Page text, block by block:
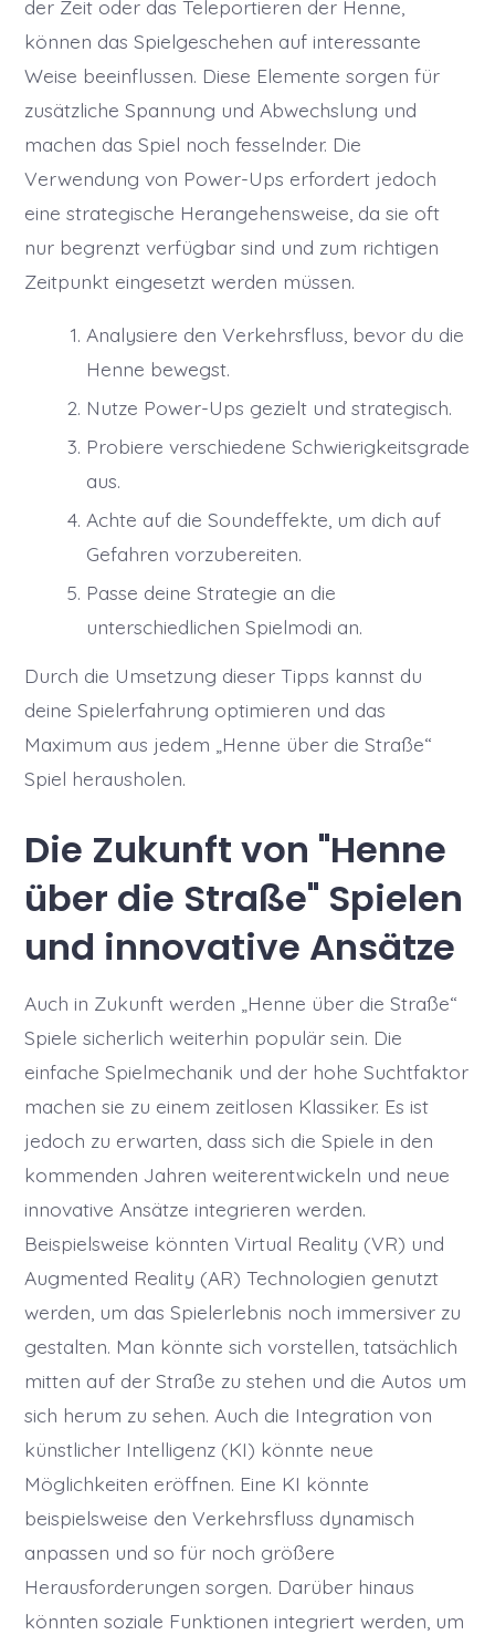
der Zeit oder das Teleportieren der Henne,
können das Spielgeschehen auf interessante
Weise beeinflussen. Diese Elemente sorgen für
zusätzliche Spannung und Abwechslung und
machen das Spiel noch fesselnder. Die
Verwendung von Power-Ups erfordert jedoch
eine strategische Herangehensweise, da sie oft
nur begrenzt verfügbar sind und zum richtigen
Zeitpunkt eingesetzt werden müssen.
Analysiere den Verkehrsfluss, bevor du die
Henne bewegst.
Nutze Power-Ups gezielt und strategisch.
Probiere verschiedene Schwierigkeitsgrade
aus.
Achte auf die Soundeffekte, um dich auf
Gefahren vorzubereiten.
Passe deine Strategie an die
unterschiedlichen Spielmodi an.
Durch die Umsetzung dieser Tipps kannst du
deine Spielerfahrung optimieren und das
Maximum aus jedem „Henne über die Straße“
Spiel herausholen.
Die Zukunft von "Henne
über die Straße" Spielen
und innovative Ansätze
Auch in Zukunft werden „Henne über die Straße“
Spiele sicherlich weiterhin populär sein. Die
einfache Spielmechanik und der hohe Suchtfaktor
machen sie zu einem zeitlosen Klassiker. Es ist
jedoch zu erwarten, dass sich die Spiele in den
kommenden Jahren weiterentwickeln und neue
innovative Ansätze integrieren werden.
Beispielsweise könnten Virtual Reality (VR) und
Augmented Reality (AR) Technologien genutzt
werden, um das Spielerlebnis noch immersiver zu
gestalten. Man könnte sich vorstellen, tatsächlich
mitten auf der Straße zu stehen und die Autos um
sich herum zu sehen. Auch die Integration von
künstlicher Intelligenz (KI) könnte neue
Möglichkeiten eröffnen. Eine KI könnte
beispielsweise den Verkehrsfluss dynamisch
anpassen und so für noch größere
Herausforderungen sorgen. Darüber hinaus
könnten soziale Funktionen integriert werden, um